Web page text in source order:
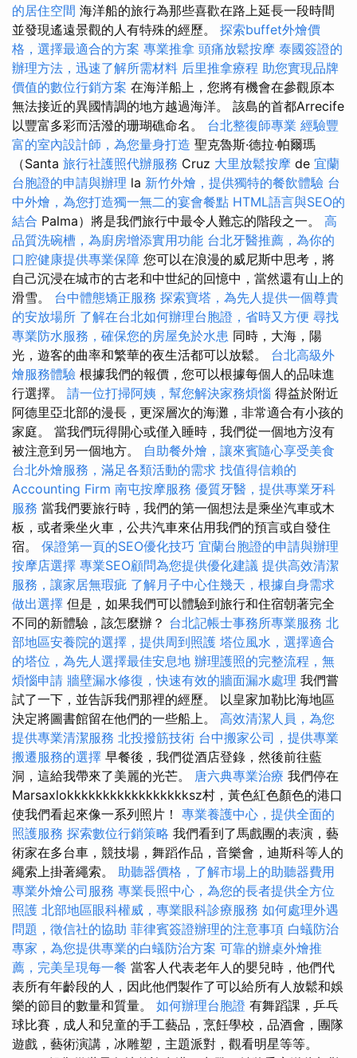
的居住空間 海洋船的旅行為那些喜歡在路上延長一段時間
並發現遙遠景觀的人有特殊的經歷。 探索buffet外燴價
格，選擇最適合的方案 專業推拿 頭痛放鬆按摩 泰國簽證的
辦理方法，迅速了解所需材料 后里推拿療程 助您實現品牌
價值的數位行銷方案 在海洋船上，您將有機會在參觀原本
無法接近的異國情調的地方越過海洋。 該島的首都Arrecife
以豐富多彩而活潑的珊瑚礁命名。 台北整復師專業 經驗豐
富的室內設計師，為您量身打造 聖克魯斯·德拉·帕爾瑪
（Santa 旅行社護照代辦服務 Cruz 大里放鬆按摩 de 宜蘭
台胞證的申請與辦理 la 新竹外燴，提供獨特的餐飲體驗 台
中外燴，為您打造獨一無二的宴會餐點 HTML語言與SEO的
結合 Palma）將是我們旅行中最令人難忘的階段之一。 高
品質洗碗槽，為廚房增添實用功能 台北牙醫推薦，為你的
口腔健康提供專業保障 您可以在浪漫的威尼斯中思考，將
自己沉浸在城市的古老和中世紀的回憶中，當然還有山上的
滑雪。 台中體態矯正服務 探索寶塔，為先人提供一個尊貴
的安放場所 了解在台北如何辦理台胞證，省時又方便 尋找
專業防水服務，確保您的房屋免於水患 同時，大海，陽
光，遊客的曲率和繁華的夜生活都可以放鬆。 台北高級外
燴服務體驗 根據我們的報價，您可以根據每個人的品味進
行選擇。 請一位打掃阿姨，幫您解決家務煩惱 得益於附近
阿德里亞北部的漫長，更深層次的海灘，非常適合有小孩的
家庭。 當我們玩得開心或僅入睡時，我們從一個地方沒有
被注意到另一個地方。 自助餐外燴，讓來賓隨心享受美食
台北外燴服務，滿足各類活動的需求 找值得信賴的
Accounting Firm 南屯按摩服務 優質牙醫，提供專業牙科
服務 當我們要旅行時，我們的第一個想法是乘坐汽車或木
板，或者乘坐火車，公共汽車來佔用我們的預言或自發住
宿。 保證第一頁的SEO優化技巧 宜蘭台胞證的申請與辦理
按摩店選擇 專業SEO顧問為您提供優化建議 提供高效清潔
服務，讓家居無瑕疵 了解月子中心住幾天，根據自身需求
做出選擇 但是，如果我們可以體驗到旅行和住宿朝著完全
不同的新體驗，該怎麼辦？ 台北記帳士事務所專業服務 北
部地區安養院的選擇，提供周到照護 塔位風水，選擇適合
的塔位，為先人選擇最佳安息地 辦理護照的完整流程，無
煩惱申請 牆壁漏水修復，快速有效的牆面漏水處理 我們嘗
試了一下，並告訴我們那裡的經歷。 以皇家加勒比海地區
決定將圖書館留在他們的一些船上。 高效清潔人員，為您
提供專業清潔服務 北投撥筋技術 台中搬家公司，提供專業
搬遷服務的選擇 早餐後，我們從酒店登錄，然後前往藍
洞，這給我帶來了美麗的光芒。 唐六典專業治療 我們停在
Marsaxlokkkkkkkkkkkkkkkkksz村，黃色紅色顏色的港口
使我們看起來像一系列照片！ 專業養護中心，提供全面的
照護服務 探索數位行銷策略 我們看到了馬戲團的表演，藝
術家在多台車，競技場，舞蹈作品，音樂會，迪斯科等人的
繩索上掛著繩索。 助聽器價格，了解市場上的助聽器費用
專業外燴公司服務 專業長照中心，為您的長者提供全方位
照護 北部地區眼科權威，專業眼科診療服務 如何處理外遇
問題，徵信社的協助 菲律賓簽證辦理的注意事項 白蟻防治
專家，為您提供專業的白蟻防治方案 可靠的辦桌外燴推
薦，完美呈現每一餐 當客人代表老年人的嬰兒時，他們代
表所有年齡段的人，因此他們製作了可以給所有人放鬆和娛
樂的節目的數量和質量。 如何辦理台胞證 有舞蹈課，乒乓
球比賽，成人和兒童的手工藝品，烹飪學校，品酒會，團隊
遊戲，藝術演講，冰雕塑，主題派對，觀看明星等等。